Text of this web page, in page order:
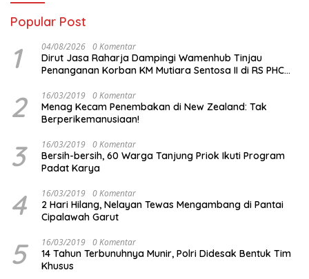
Popular Post
1 04/08/2026 0 Komentar
Dirut Jasa Raharja Dampingi Wamenhub Tinjau
Penanganan Korban KM Mutiara Sentosa II di RS PHC
2 16/03/2019 0 Komentar
Menag Kecam Penembakan di New Zealand: Tak
Berperikemanusiaan!
3 16/03/2019 0 Komentar
Bersih-bersih, 60 Warga Tanjung Priok Ikuti Program
Padat Karya
4 16/03/2019 0 Komentar
2 Hari Hilang, Nelayan Tewas Mengambang di Pantai
Cipalawah Garut
5 16/03/2019 0 Komentar
14 Tahun Terbunuhnya Munir, Polri Didesak Bentuk Tim
Khusus